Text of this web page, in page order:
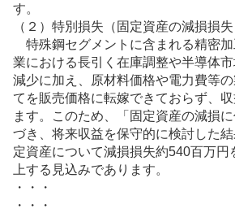
す。
（２）特別損失（固定資産の減損損失
特殊鋼セグメントに含まれる精密
業における長引く在庫調整や半導体
減少に加え、原材料価格や電力費等
てを販売価格に転嫁できておらず、
ます。このため、「固定資産の減損
づき、将来収益を保守的に検討した
定資産について減損損失約540百万円
上する見込みであります。
・・・
・・・